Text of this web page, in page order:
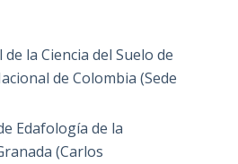
la Ciencia del Suelo de
de Colombia (Sede
Edafología de la
(Carlos